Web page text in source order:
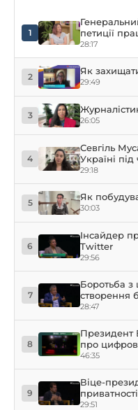
1
петиції
28:17
2 Як
29:49
3
26:05
4
Севгіль
Україні під
29:18
5 Як
30:03
6
Інсайдер
Twitter
29:56
7
Боротьба
створення
для жінок
28:47
8
Президент
про
46:35
9
Віце-
29:51